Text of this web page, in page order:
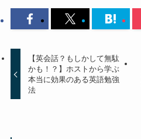
【英会話？もしかして無駄
かも！？】ホストから学ぶ
本当に効果のある英語勉強
法